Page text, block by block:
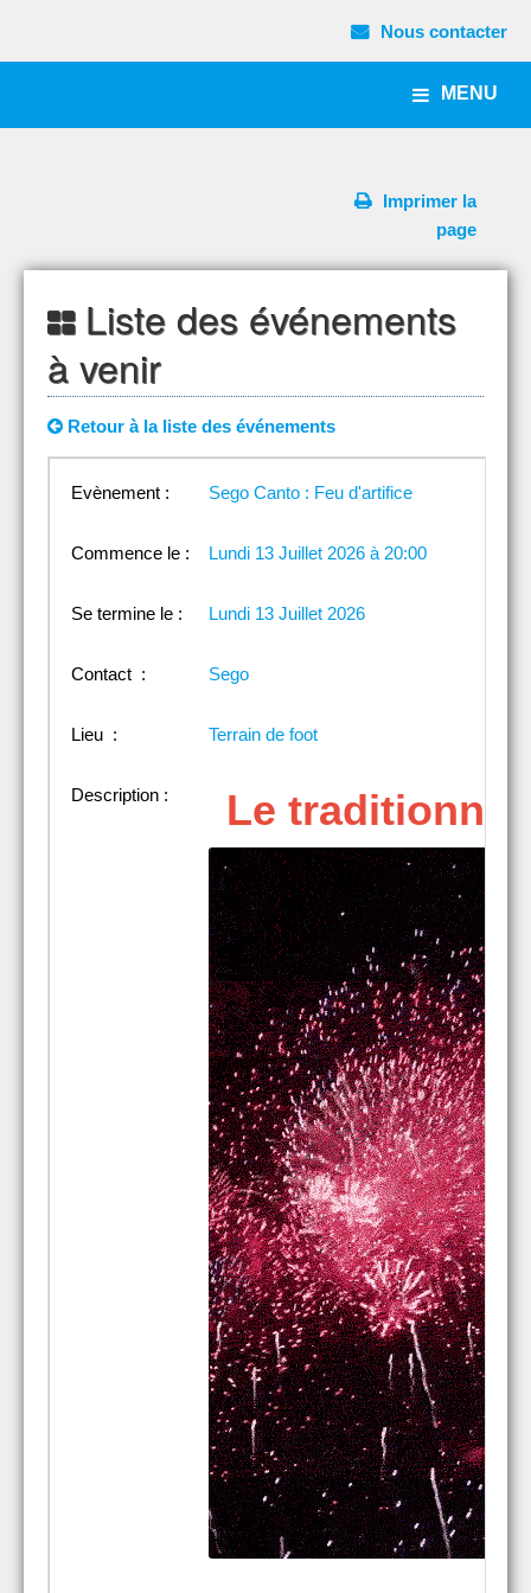
Nous contacter
MENU
Imprimer la
page
Liste des événements
à venir
Retour à la liste des événements
Evènement : Sego Canto : Feu d'artifice
Commence le : Lundi 13 Juillet 2026 à 20:00
Se termine le : Lundi 13 Juillet 2026
Contact : Sego
Lieu : Terrain de foot
Description : Le